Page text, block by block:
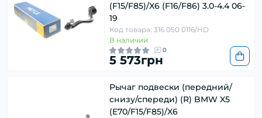
(F15/F85)/X6 (F16/F86) 3.0-4.4 06-
19
Код товара: 316 050 0116/HD
В наличии
0
5 573грн
Рычаг подвески (передний/
снизу/спереди) (R) BMW X5
(E70/F15/F85)/X6